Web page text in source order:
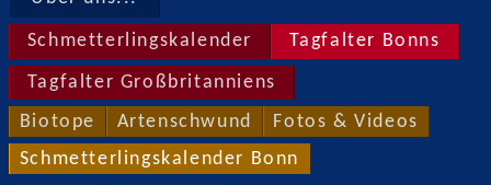
Schmetterlingskalender Tagfalter Bonns
Tagfalter Großbritanniens
Biotope Artenschwund Fotos & Videos
Schmetterlingskalender Bonn